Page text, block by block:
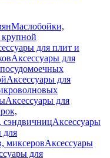
Маслобойки,
крупной
для плит и
Аксессуары для
Аксессуары для
Аксессуары для
сэндвичницАксессуары
для
миксеровАксессуары
для